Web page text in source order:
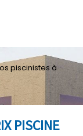
PISCINE
piscinistes à